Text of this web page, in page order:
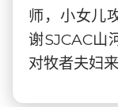
师，小女儿
谢SJCAC山
对牧者夫妇